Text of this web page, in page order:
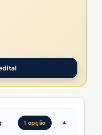
1 opção